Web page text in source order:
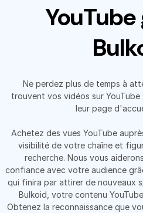
Ne perdez plus de temps à
trouvent vos vidéos sur
leur page
Achetez des vues YouTube
visibilité de votre chaîne et
recherche. Nous vous
confiance avec votre audience
qui finira par attirer de nouveaux
Bulkoid, votre contenu
Obtenez la reconnaissance que